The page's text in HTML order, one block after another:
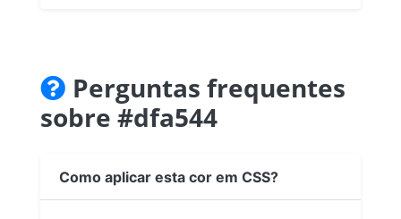
Perguntas frequentes
sobre #dfa544
Como aplicar esta cor em CSS?